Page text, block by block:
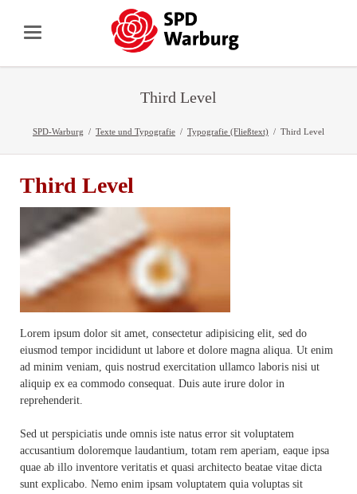
Third Level
SPD-Warburg Texte und Typografie Typografie (Fließtext) Third Level
Third Level
Lorem ipsum dolor sit amet, consectetur adipisicing elit, sed do
eiusmod tempor incididunt ut labore et dolore magna aliqua. Ut enim
ad minim veniam, quis nostrud exercitation ullamco laboris nisi ut
aliquip ex ea commodo consequat. Duis aute irure dolor in
reprehenderit.
Sed ut perspiciatis unde omnis iste natus error sit voluptatem
accusantium doloremque laudantium, totam rem aperiam, eaque ipsa
quae ab illo inventore veritatis et quasi architecto beatae vitae dicta
sunt explicabo. Nemo enim ipsam voluptatem quia voluptas sit